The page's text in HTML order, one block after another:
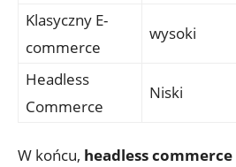
Klasyczny⁣ E-
commerce
wysoki
Headless‍
Commerce
Niski
W końcu, headless commerce